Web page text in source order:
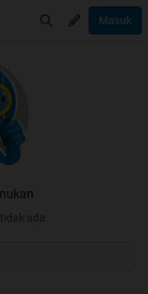
Masuk
ada